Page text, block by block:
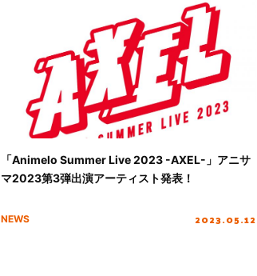
「Animelo Summer Live 2023 -AXEL-」アニサ
マ2023第3弾出演アーティスト発表！
NEWS 2023.05.12